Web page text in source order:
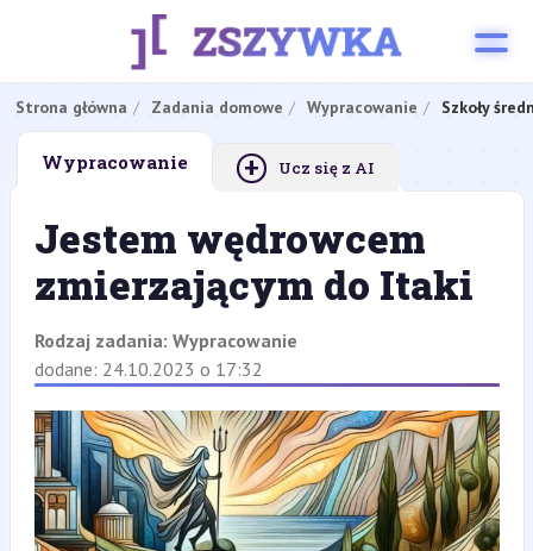
Strona główna Zadania domowe Wypracowanie Szkoły
Wypracowanie + Ucz się z AI
Jestem wędrowcem
zmierzającym do Itaki
Rodzaj zadania: Wypracowanie
dodane: 24.10.2023 o 17:32